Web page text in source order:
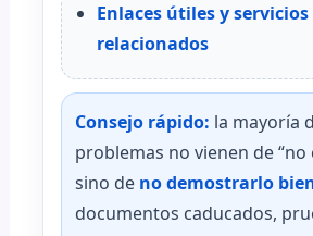
Enlaces útiles y servicios
relacionados
Consejo rápido: la mayoría
problemas no vienen de “no
sino de no demostrarlo
documentos caducados,